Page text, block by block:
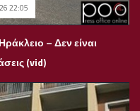
22:05
– Δεν είναι
(vid)